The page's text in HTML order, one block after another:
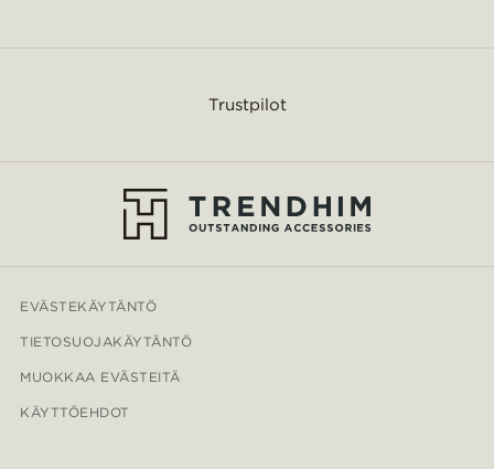
Trustpilot
EVÄSTEKÄYTÄNTÖ
TIETOSUOJAKÄYTÄNTÖ
MUOKKAA EVÄSTEITÄ
KÄYTTÖEHDOT